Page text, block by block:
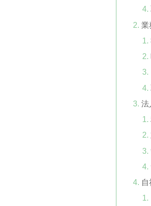
業
法